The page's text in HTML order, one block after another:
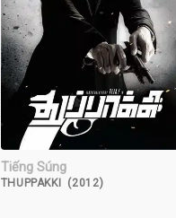
Tiếng Súng
THUPPAKKI (2012)